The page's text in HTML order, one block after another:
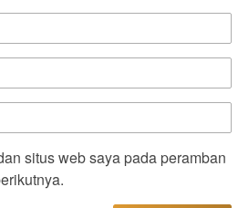
situs web saya pada peramban